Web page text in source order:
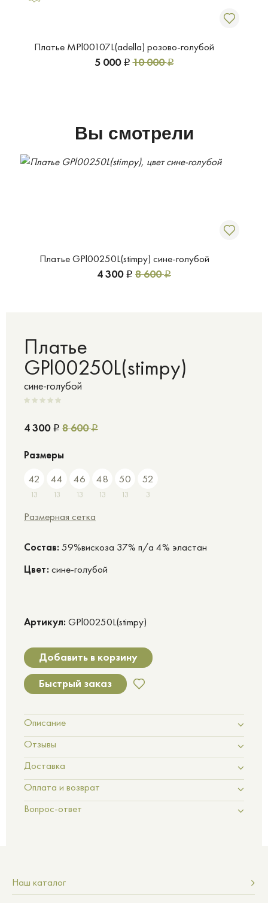
Платье MPl00107L(adella) розово-голубой
5 000 Р 10 000Р
Вы смотрели
Платье GPl00250L(stimpy) сине-голубой
4 300 Р 8 600Р
Платье
GPl00250L(stimpy)
сине-голубой
4 300 Р 8 600Р
Размеры
42
13
44
13
46
13
48
13
50
13
52
3
Размерная сетка
Cостав: 59%вискоза 37% п/а 4% эластан
Цвет: сине-голубой
Артикул: GPl00250L(stimpy)
Добавить в корзину
Быстрый заказ
Описание
Отзывы
Доставка
Оплата и возврат
Вопрос-ответ
Наш каталог